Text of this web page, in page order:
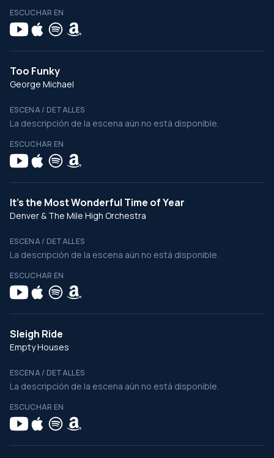
ESCUCHAR EN
Too Funky
George Michael
ESCENA / DETALLES
La descripción de la escena aún no está disponible.
ESCUCHAR EN
It's the Most Wonderful Time of Year
Denver & The Mile High Orchestra
ESCENA / DETALLES
La descripción de la escena aún no está disponible.
ESCUCHAR EN
Sleigh Ride
Empty Houses
ESCENA / DETALLES
La descripción de la escena aún no está disponible.
ESCUCHAR EN